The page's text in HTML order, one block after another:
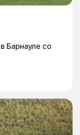
Барнауле со